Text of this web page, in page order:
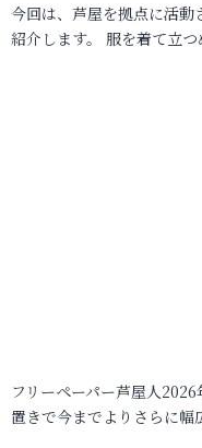
今回は、芦屋を拠点に活動
紹介します。 服を着て立
フリーペーパー芦屋人
置きで今までよりさらに